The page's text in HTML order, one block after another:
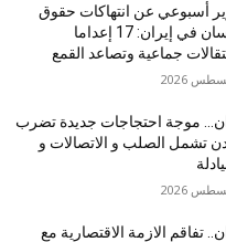
أسبوعي عن انتهاكات حقوق
الإنسان في إيران: 17 إعداما
جماعية وتصاعد القمع
موجة احتجاجات جديدة تضرب
تشمل الصلب و الاتصالات و
تفاقم الازمة الاقتصاریة مع